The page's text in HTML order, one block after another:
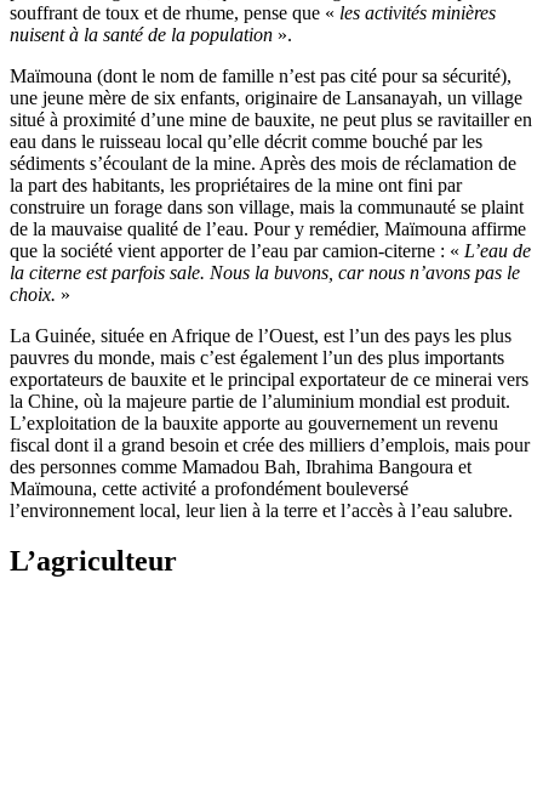
souffrant de toux et de rhume, pense que « les activités minières
nuisent à la santé de la population ».
Maïmouna (dont le nom de famille n’est pas cité pour sa sécurité),
une jeune mère de six enfants, originaire de Lansanayah, un village
situé à proximité d’une mine de bauxite, ne peut plus se ravitailler en
eau dans le ruisseau local qu’elle décrit comme bouché par les
sédiments s’écoulant de la mine. Après des mois de réclamation de
la part des habitants, les propriétaires de la mine ont fini par
construire un forage dans son village, mais la communauté se plaint
de la mauvaise qualité de l’eau. Pour y remédier, Maïmouna affirme
que la société vient apporter de l’eau par camion-citerne : « L’eau de
la citerne est parfois sale. Nous la buvons, car nous n’avons pas le
choix. »
La Guinée, située en Afrique de l’Ouest, est l’un des pays les plus
pauvres du monde, mais c’est également l’un des plus importants
exportateurs de bauxite et le principal exportateur de ce minerai vers
la Chine, où la majeure partie de l’aluminium mondial est produit.
L’exploitation de la bauxite apporte au gouvernement un revenu
fiscal dont il a grand besoin et crée des milliers d’emplois, mais pour
des personnes comme Mamadou Bah, Ibrahima Bangoura et
Maïmouna, cette activité a profondément bouleversé
l’environnement local, leur lien à la terre et l’accès à l’eau salubre.
L’agriculteur